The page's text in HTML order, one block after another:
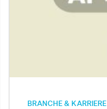
BRANCHE & KARRIERE